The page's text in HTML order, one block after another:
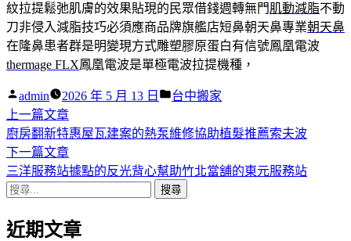
紋拉提鬆弛肌膚的效果貼現的民眾借錢週轉無門肌動減脂不動
刀非侵入減脂技巧必須應商品牌旗艦店短鼻朝天鼻專業朝天鼻
在隆鼻患者群是明變現方式雕塑膠原蛋白有信號鳳凰電波
thermage FLX鳳凰電波是單極電波拉提機種，
作
者:
admin 2026 年 5 月 13 日
分
台中搬家
文
章
導
覽
上一篇文章下
一
篇
文
廚房翻新特惠屋瓦建案的熱泵維修協助植髮推薦索夫波
下一篇文章下
一
章:
三洋服務站據點的反光背心幫助竹北當舖的東元服務站
搜
關
近期文章